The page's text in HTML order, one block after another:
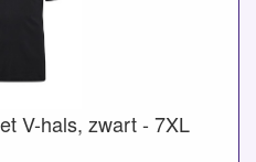
V-hals, zwart - 7XL